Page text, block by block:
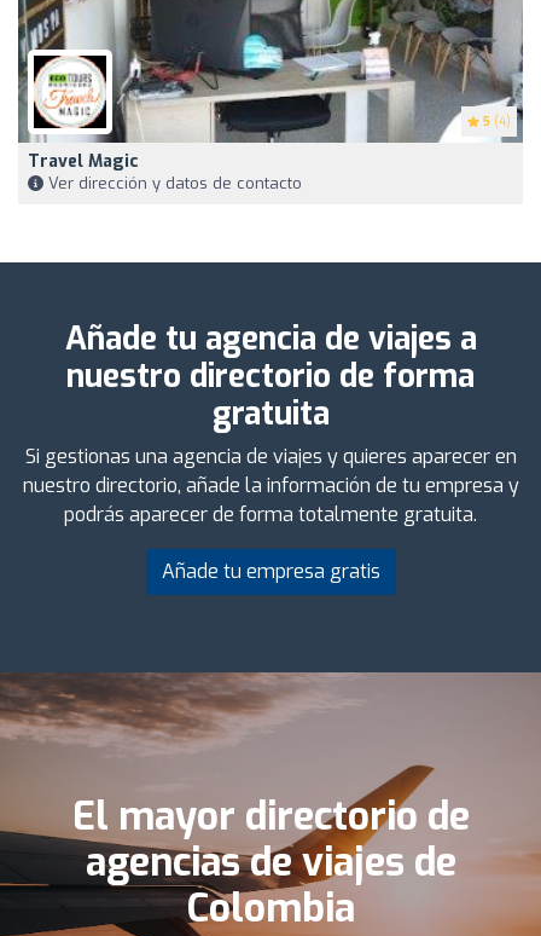
5 (4)
Travel Magic
Ver dirección y datos de contacto
Añade tu agencia de viajes a
nuestro directorio de forma
gratuita
Si gestionas una agencia de viajes y quieres aparecer en
nuestro directorio, añade la información de tu empresa y
podrás aparecer de forma totalmente gratuita.
Añade tu empresa gratis
El mayor directorio de
agencias de viajes de
Colombia